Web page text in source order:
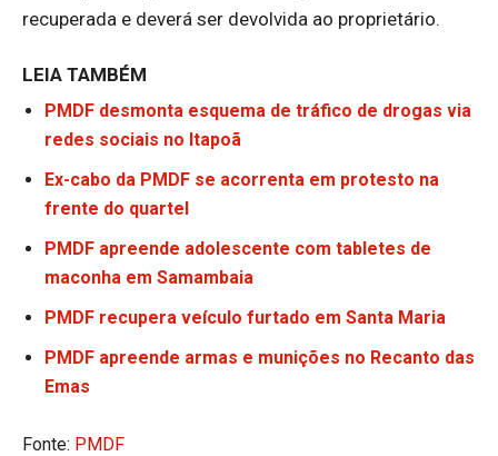
recuperada e deverá ser devolvida ao proprietário.
LEIA TAMBÉM
PMDF desmonta esquema de tráfico de drogas via
redes sociais no Itapoã
Ex-cabo da PMDF se acorrenta em protesto na
frente do quartel
PMDF apreende adolescente com tabletes de
maconha em Samambaia
PMDF recupera veículo furtado em Santa Maria
PMDF apreende armas e munições no Recanto das
Emas
Fonte: PMDF